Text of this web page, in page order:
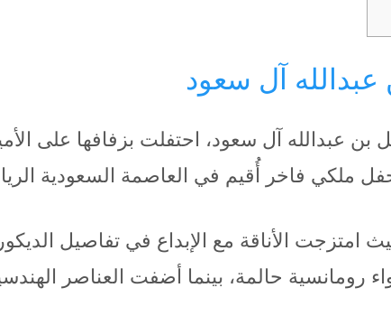
آل سعود
بن عبدالله آل سعود، احتفلت بزفافها على
ملكي فاخر أُقيم في العاصمة السعودية
الأناقة مع الإبداع في تفاصيل
رومانسية حالمة، بينما أضفت العناصر